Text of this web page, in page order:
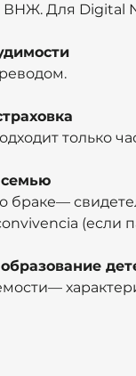
ВНЖ. Для Digital
только
браке—
(если